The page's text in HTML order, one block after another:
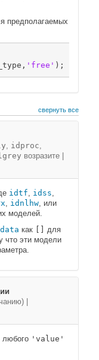
предполагаемых
'free' );
свернуть все
, idproc,
возразите
idtf, idss,
, idnlhw, или
моделей.
как
для
что эти модели
|
любого 'value'